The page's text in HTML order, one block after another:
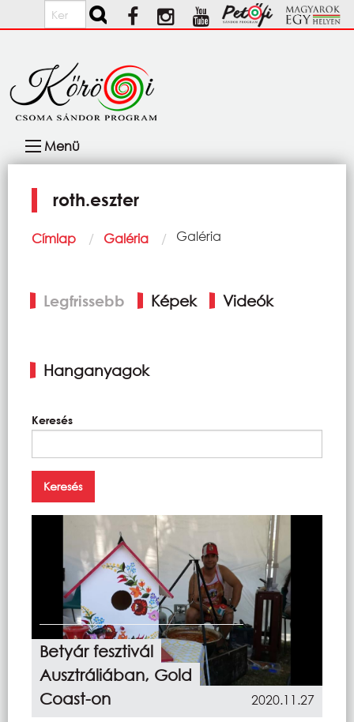
Ugrás a tartalomra
Keresés
navigáció
Menü
roth.eszter
Morzsa
Címlap Galéria Current:
Galéria
fülek
Legfrissebb Képek Videók
Hanganyagok
Keresés
Betyár fesztivál
Ausztráliában, Gold
Coast-on
2020.11.27